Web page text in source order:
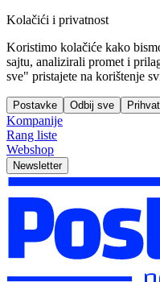
Kolačići i privatnost
Koristimo kolačiće kako
sajtu, analizirali promet i
sve" pristajete na korištenje
Postavke Odbij sve
Kompanije
Rang liste
Webshop
Newsletter